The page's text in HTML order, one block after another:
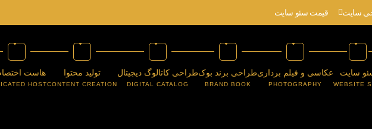
سایت قیمت سئو سایت
سایت
WEBSITE
عکاسی و فیلم برداری
PHOTOGRAPHY
طراحی برند بوک
BRAND BOOK
طراحی کاتالوگ دیجیتال
DIGITAL CATALOG
تولید محتوا
CONTENT CREATION
هاست
HOST